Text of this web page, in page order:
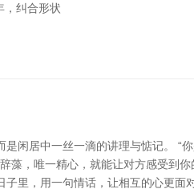
，纠合形状
闲居中一丝一滴的讲理与惦记。 “
藻，唯一精心，就能让对方感受到
里，用一句情话，让相互的心更面